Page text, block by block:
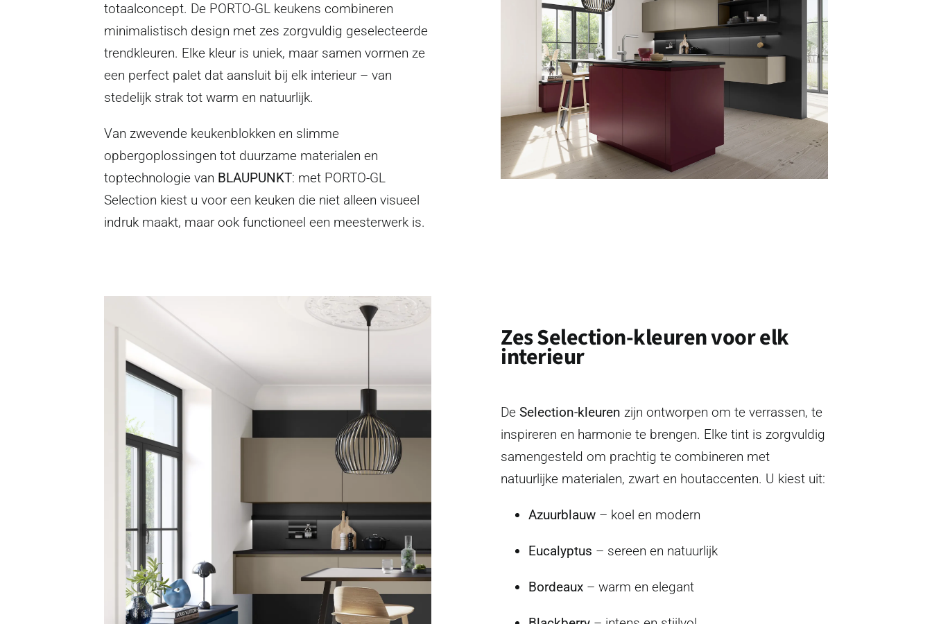
totaalconcept. De PORTO-GL keukens combineren
minimalistisch design met zes zorgvuldig geselecteerde
trendkleuren. Elke kleur is uniek, maar samen vormen ze
een perfect palet dat aansluit bij elk interieur – van
stedelijk strak tot warm en natuurlijk.
Van zwevende keukenblokken en slimme
opbergoplossingen tot duurzame materialen en
toptechnologie van BLAUPUNKT: met PORTO-GL
Selection kiest u voor een keuken die niet alleen visueel
indruk maakt, maar ook functioneel een meesterwerk is.
Zes Selection-kleuren voor elk
interieur
De Selection-kleuren zijn ontworpen om te verrassen, te
inspireren en harmonie te brengen. Elke tint is zorgvuldig
samengesteld om prachtig te combineren met
natuurlijke materialen, zwart en houtaccenten. U kiest uit:
Azuurblauw – koel en modern
Eucalyptus – sereen en natuurlijk
Bordeaux – warm en elegant